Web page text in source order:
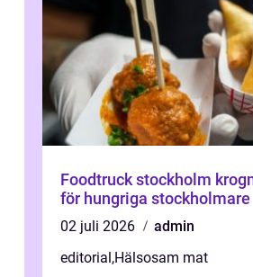
Foodtruck stockholm krogmat på hjul
för hungriga stockholmare
02 juli 2026
admin
editorial,Hälsosam mat